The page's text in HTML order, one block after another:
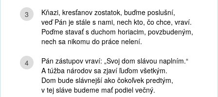
3
Kňazi, kresťanov zostatok, buďme poslušní,
veď Pán je stále s nami, nech kto, čo chce, vraví.
Poďme stavať s duchom horiacim, povzbudeným,
nech sa nikomu do práce nelení.
4
Pán zástupov vraví: „Svoj dom slávou naplním.“
A túžba národov sa zjaví ľuďom všetkým.
Dom bude slávnejší ako čokoľvek predtým,
v tej sláve budeme mať podiel večný.